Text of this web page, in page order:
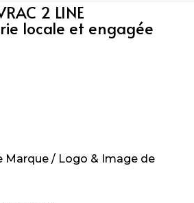
2 LINE
locale et engagée
Marque / Logo & Image de